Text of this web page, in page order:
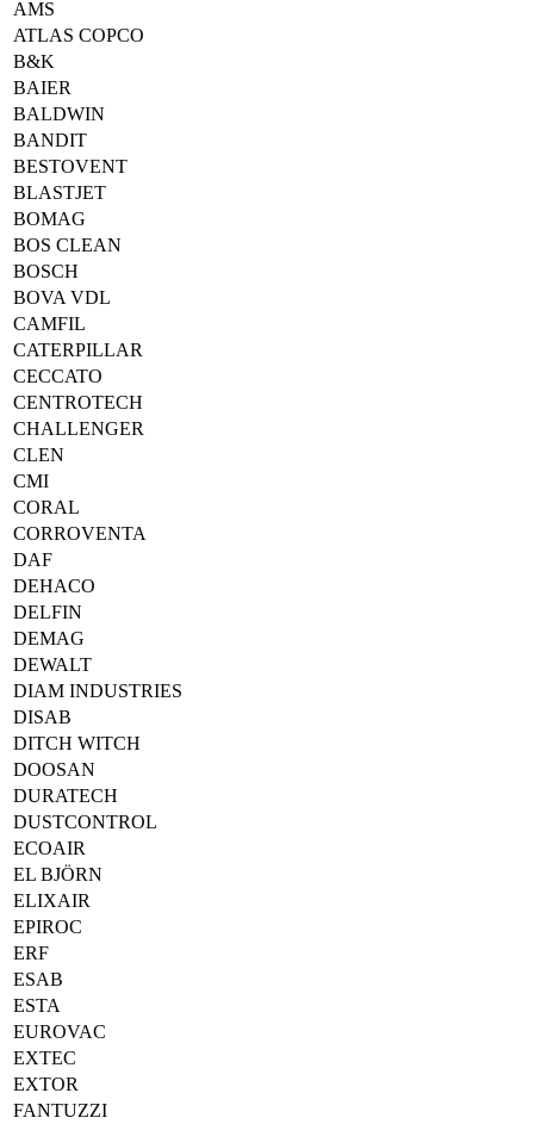
AMS
ATLAS COPCO
B&K
BAIER
BALDWIN
BANDIT
BESTOVENT
BLASTJET
BOMAG
BOS CLEAN
BOSCH
BOVA VDL
CAMFIL
CATERPILLAR
CECCATO
CENTROTECH
CHALLENGER
CLEN
CMI
CORAL
CORROVENTA
DAF
DEHACO
DELFIN
DEMAG
DEWALT
DIAM INDUSTRIES
DISAB
DITCH WITCH
DOOSAN
DURATECH
DUSTCONTROL
ECOAIR
EL BJÖRN
ELIXAIR
EPIROC
ERF
ESAB
ESTA
EUROVAC
EXTEC
EXTOR
FANTUZZI